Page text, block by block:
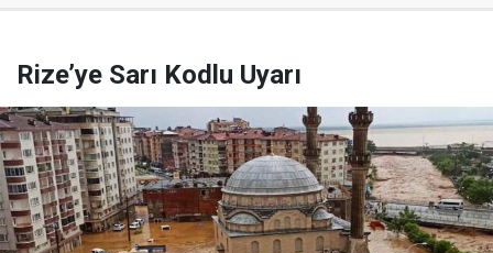
Rize’ye Sarı Kodlu Uyarı